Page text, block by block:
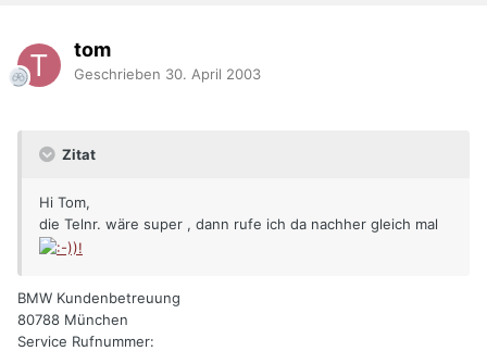
tom
Geschrieben 30. April 2003
Zitat
Hi Tom,
die Telnr. wäre super , dann rufe ich da nachher gleich mal
BMW Kundenbetreuung
80788 München
Service Rufnummer: